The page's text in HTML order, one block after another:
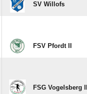
SV Willofs
FSV Pfordt II
FSG Vogelsberg III